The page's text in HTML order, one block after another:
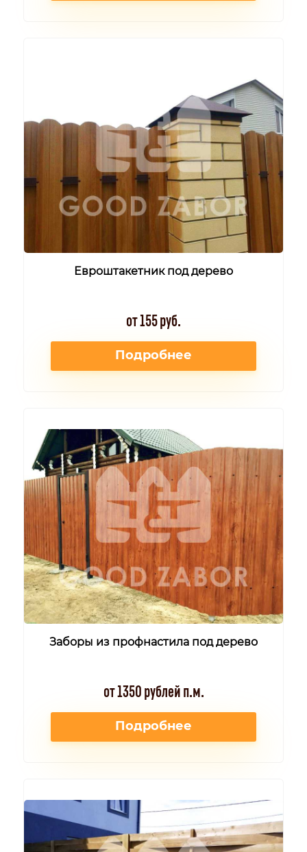
Евроштакетник под дерево
от 155 руб.
Подробнее
Заборы из профнастила под дерево
от 1350 рублей п.м.
Подробнее